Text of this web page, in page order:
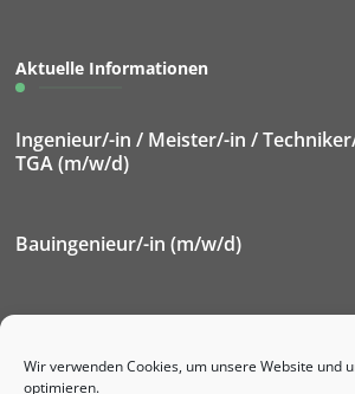
Wir verwenden Cookies, um unsere Website und
optimieren.
Aktuelle Informationen
Ingenieur/-in / Meister/-in /
TGA (m/w/d)
Bauingenieur/-in (m/w/d)
Elektroniker/-in für Betriebstechnik